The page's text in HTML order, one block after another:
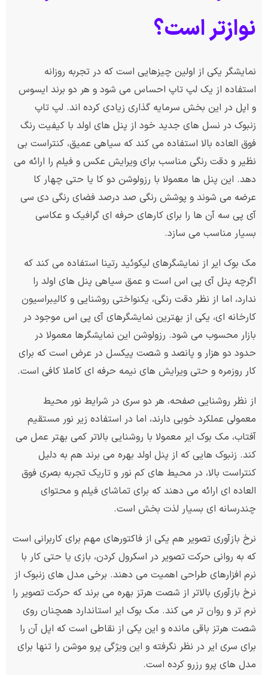
نوازتر است؟
نمایشگر یکی از اولین چیزهایی است که در تجربه روزانه
استفاده از یک لپ تاپ احساس می شود و هر دو برند ایسوس
و اپل در این بخش سرمایه گذاری زیادی کرده اند. لپ تاپ
زنبوک در نسل های جدید خود از پنل های اولد با کیفیت رنگ
فوق العاده بالا استفاده می کند که سیاهی عمیق، کنتراست بی
نظیر و دقت رنگی مناسب برای ویرایش عکس و فیلم را ارائه می
دهد. این پنل ها معمولا با رزولوشن دو کا یا حتی چهار کا
عرضه می شوند و پوشش رنگی صد درصد فضای رنگی دی سی
آی پی سه آن ها را برای کارهای حرفه ای گرافیک و عکاسی
بسیار مناسب می سازد.
مک بوک ایر از نمایشگرهای لیکوئید رتینا استفاده می کند که
اگرچه پنل آی پی اس است و عمق سیاهی پنل های اولد را
ندارد، اما از نظر دقت رنگی، یکنواختی روشنایی و کالیبراسیون
کارخانه ای، یکی از بهترین نمایشگرهای آی پی اس موجود در
بازار محسوب می شود. رزولوشن این نمایشگرها معمولا در
حدود دو هزار و پانصد و شصت پیکسل در عرض است که برای
کار روزمره و حتی ویرایش های نیمه حرفه ای کاملا کافی است.
از نظر روشنایی صفحه، هر دو سری در شرایط نور محیط
معمولی عملکرد خوبی دارند، اما در استفاده زیر نور مستقیم
آفتاب، مک بوک ایر معمولا با روشنایی بالاتر کمی بهتر عمل می
کند. زنبوک هایی که از پنل اولد بهره می برند هم به دلیل
کنتراست بالا، در محیط های کم نور و تاریک تجربه بصری فوق
العاده ای ارائه می دهند که برای تماشای فیلم و محتوای
چندرسانه ای بسیار لذت بخش است.
نرخ بازآوری تصویر هم یکی از فاکتورهای مهم برای کاربرانی است
که به روانی حرکت تصویر در اسکرول کردن، بازی یا حتی کار با
نرم افزارهای طراحی اهمیت می دهند. برخی مدل های زنبوک از
نرخ بازآوری بالاتر از شصت هرتز بهره می برند که حرکت تصویر را
نرم تر و روان تر می کند. مک بوک ایر استاندارد همچنان روی
شصت هرتز باقی مانده و این یکی از نقاطی است که اپل آن را
برای سری ایر در نظر نگرفته و این ویژگی پرو موشن را تنها برای
مدل های پرو رزرو کرده است.